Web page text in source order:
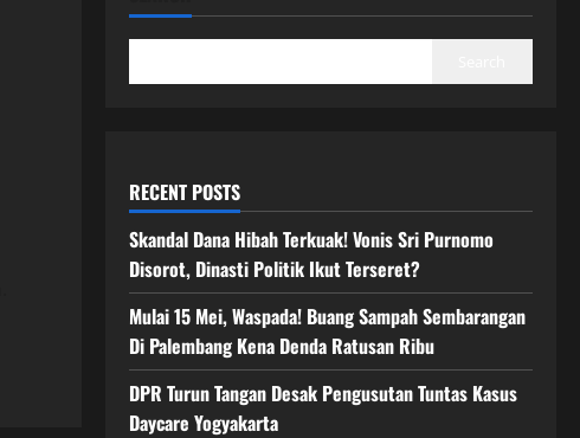
RECENT POSTS
Skandal Dana Hibah Terkuak! Vonis Sri Purnomo
Disorot, Dinasti Politik Ikut Terseret?
Mulai 15 Mei, Waspada! Buang Sampah Sembarangan
Di Palembang Kena Denda Ratusan Ribu
DPR Turun Tangan Desak Pengusutan Tuntas Kasus
Daycare Yogyakarta